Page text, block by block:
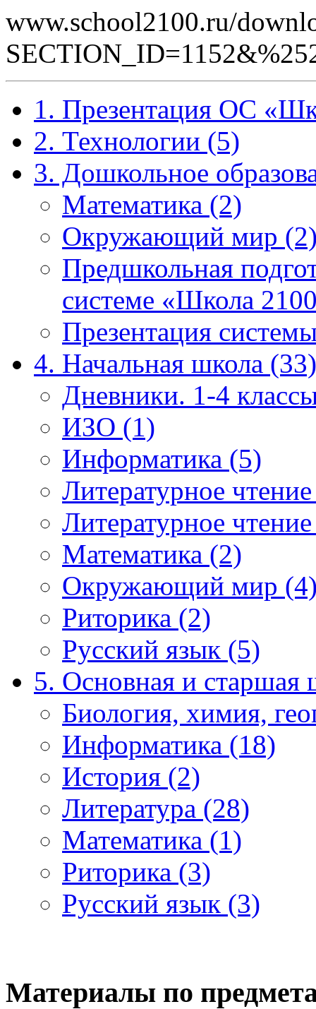
www.school2100.ru/
1. Презентация ОС
2. Технологии (5)
3. Дошкольное
Математика (2)
Окружающий мир
Предшкольная
системе «Школа
Презентация
4. Начальная школа (33)
Дневники. 1-4
ИЗО (1)
Информатика (5)
Литературное
Литературное
Математика (2)
Окружающий мир
Риторика (2)
Русский язык (5)
5. Основная и старшая
Биология, химия,
Информатика (18)
История (2)
Литература (28)
Математика (1)
Риторика (3)
Русский язык (3)
Материалы по